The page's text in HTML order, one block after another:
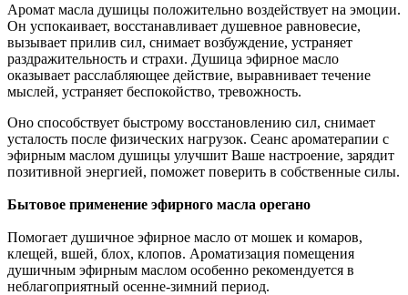
Аромат масла душицы положительно воздействует на эмоции.
Он успокаивает, восстанавливает душевное равновесие,
вызывает прилив сил, снимает возбуждение, устраняет
раздражительность и страхи. Душица эфирное масло
оказывает расслабляющее действие, выравнивает течение
мыслей, устраняет беспокойство, тревожность.
Оно способствует быстрому восстановлению сил, снимает
усталость после физических нагрузок. Сеанс ароматерапии с
эфирным маслом душицы улучшит Ваше настроение, зарядит
позитивной энергией, поможет поверить в собственные силы.
Бытовое применение эфирного масла орегано
Помогает душичное эфирное масло от мошек и комаров,
клещей, вшей, блох, клопов. Ароматизация помещения
душичным эфирным маслом особенно рекомендуется в
неблагоприятный осенне-зимний период.